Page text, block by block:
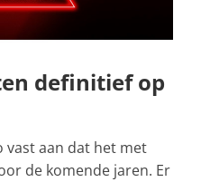
definitief op
vast aan dat het met
de komende jaren. Er